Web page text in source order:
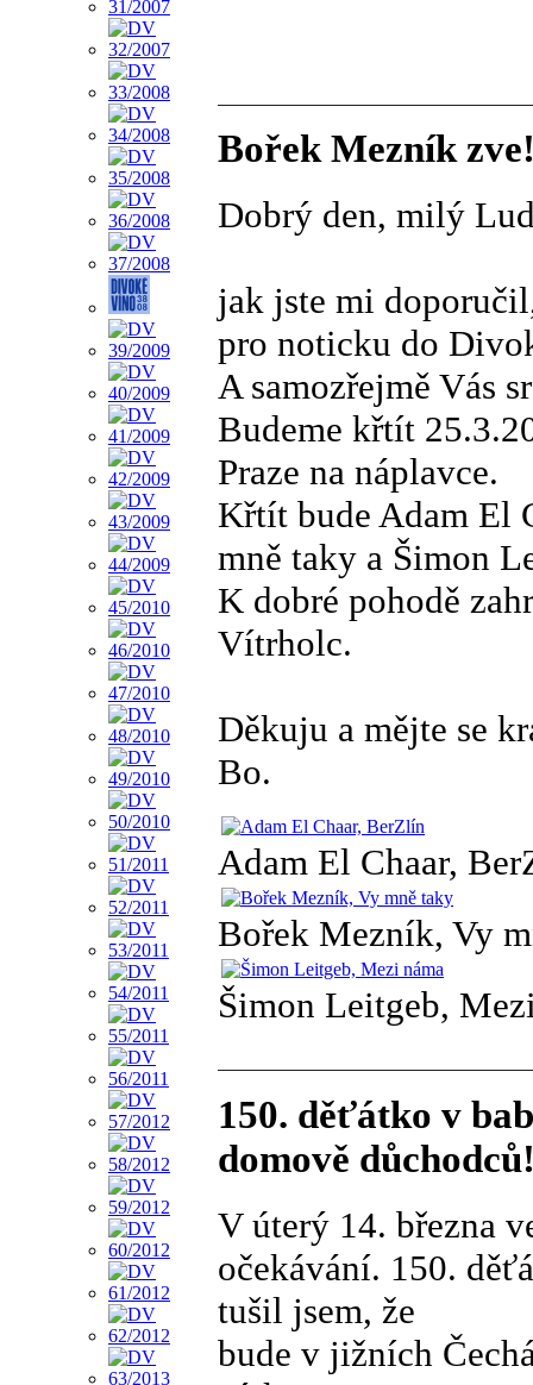
Bořek Mezník
Dobrý den, milý
jak jste mi
pro noticku do
A samozřejmě Vás
Budeme křtít
Praze na náplavce.
Křtít bude Adam El
mně taky a Šimon
K dobré pohodě
Vítrholc.
Děkuju a mějte se
Bo.
Adam El Chaar,
Bořek Mezník, Vy
Šimon Leitgeb,
150. děťátko v
domově
V úterý 14. března
očekávání. 150.
tušil jsem, že
bude v jižních